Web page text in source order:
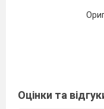
Як матеріали та
І щоб робота
Оцінки та